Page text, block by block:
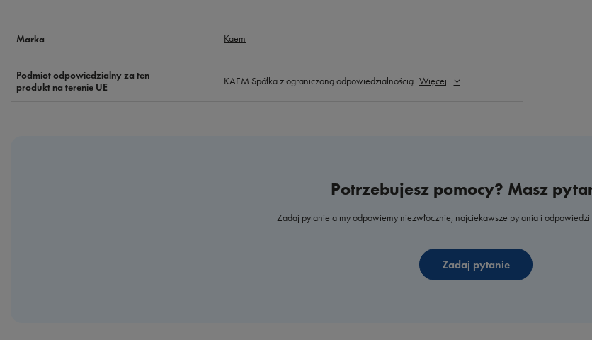
Marka Kaem
Podmiot odpowiedzialny za ten
produkt na terenie UE
KAEM Spółka z ograniczoną odpowiedzialnością Więcej
Potrzebujesz pomocy? Masz
Zadaj pytanie a my odpowiemy niezwłocznie, najciekawsze pytania i
Zadaj pytanie